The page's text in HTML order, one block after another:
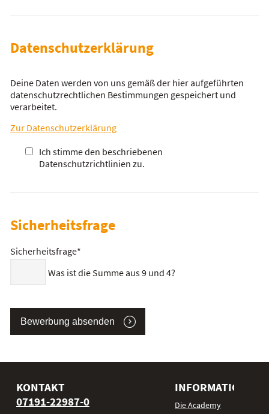
Datenschutzerklärung
Deine Daten werden von uns gemäß der hier aufgeführten
datenschutzrechtlichen Bestimmungen gespeichert und
verarbeitet.
Zur Datenschutzerklärung
Ich stimme den beschriebenen
Datenschutzrichtlinien zu.
Sicherheitsfrage
Sicherheitsfrage*
Was ist die Summe aus 9 und 4?
Bewerbung absenden
KONTAKT
07191-22987-0
INFORMATIONEN
Die Academy